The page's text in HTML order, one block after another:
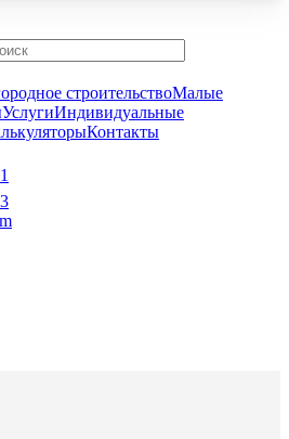
строительствоМалые
УслугиИндивидуальные
Контакты